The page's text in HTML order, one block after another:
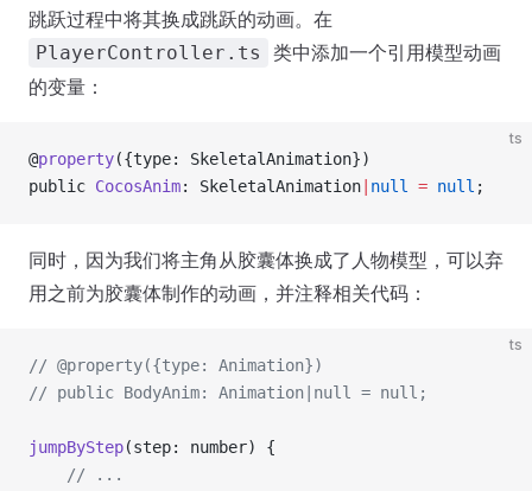
跳跃过程中将其换成跳跃的动画。在
PlayerController.ts
类中添加一个引用模型动画
的变量：
ts
@property({type: SkeletalAnimation})
public CocosAnim: SkeletalAnimation null = null ;
同时，因为我们将主角从胶囊体换成了人物模型，可以弃
用之前为胶囊体制作的动画，并注释相关代码：
ts
// @property({type: Animation})
// public BodyAnim: Animation|null = null;
jumpByStep(step: number) {
    // ...